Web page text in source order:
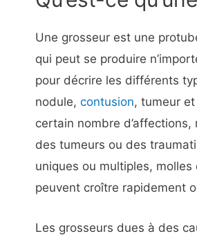
Une grosseur est une
qui peut se produire
pour décrire les différents
nodule,contusion, tumeur
certain nombre
des tumeurs ou des
uniques ou multiples,
peuvent croître rapidement
Les grosseurs dues à des